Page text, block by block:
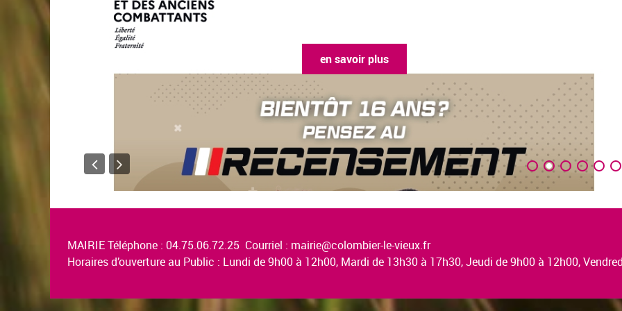
en savoir plus
MAIRIE Téléphone : 04.75.06.72.25 Courriel : mairie@colombier-le-vieux.fr
Horaires d’ouverture au Public : Lundi de 9h00 à 12h00, Mardi de 13h30 à 17h30, Jeudi de 9h00 à 12h00,